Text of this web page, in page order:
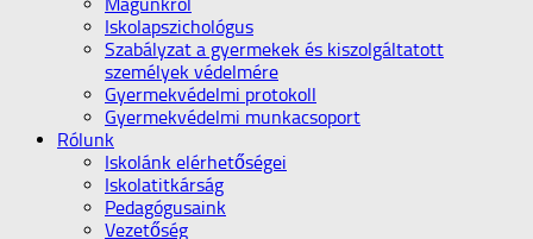
Iskolapszichológus
Szabályzat a gyermekek és kiszolgáltatott
személyek védelmére
Gyermekvédelmi protokoll
Gyermekvédelmi munkacsoport
Rólunk
Iskolánk elérhetőségei
Iskolatitkárság
Pedagógusaink
Vezetőség